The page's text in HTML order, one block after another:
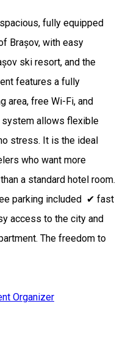
fully equipped
Brașov, with easy
ski resort, and the
features a fully
area, free Wi-Fi, and
system allows flexible
stress. It is the ideal
who want more
a standard hotel room.
parking included ✔ fast
access to the city and
The freedom to
Organizer